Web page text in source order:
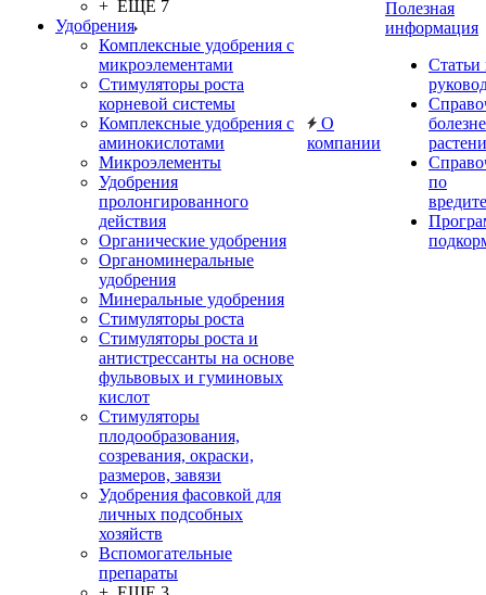
+ ЕЩЕ 7
Удобрения
Комплексные удобрения с
микроэлементами
Стимуляторы роста
корневой системы
Комплексные удобрения с
аминокислотами
Микроэлементы
Удобрения
пролонгированного
действия
Органические удобрения
Органоминеральные
удобрения
Минеральные удобрения
Стимуляторы роста
Стимуляторы роста и
антистрессанты на основе
фульвовых и гуминовых
кислот
Стимуляторы
плодообразования,
созревания, окраски,
размеров, завязи
Удобрения фасовкой для
личных подсобных
хозяйств
Вспомогательные
препараты
О
компании
Полезная
информация
Статьи
по